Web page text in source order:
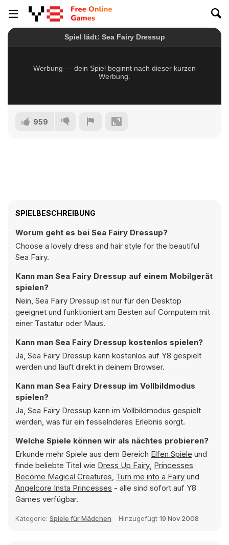
959
SPIELBESCHREIBUNG
Worum geht es bei Sea Fairy Dressup?
Choose a lovely dress and hair style for the beautiful
Sea Fairy.
Kann man Sea Fairy Dressup auf einem Mobilgerät
spielen?
Nein, Sea Fairy Dressup ist nur für den Desktop
geeignet und funktioniert am Besten auf Computern mit
einer Tastatur oder Maus.
Kann man Sea Fairy Dressup kostenlos spielen?
Ja, Sea Fairy Dressup kann kostenlos auf Y8 gespielt
werden und läuft direkt in deinem Browser.
Kann man Sea Fairy Dressup im Vollbildmodus
spielen?
Ja, Sea Fairy Dressup kann im Vollbildmodus gespielt
werden, was für ein fesselnderes Erlebnis sorgt.
Welche Spiele können wir als nächtes probieren?
Erkunde mehr Spiele aus dem Bereich Elfen Spiele und
finde beliebte Titel wie Dress Up Fairy, Princesses
Become Magical Creatures, Turn me into a Fairy und
Angelcore Insta Princesses - alle sind sofort auf Y8
Games verfügbar.
Kategorie: Spiele für Mädchen Hinzugefügt 19 Nov 2008